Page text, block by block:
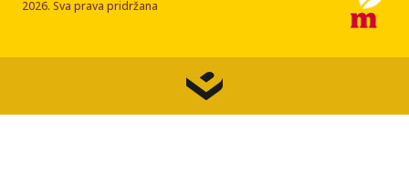
2026. Sva prava pridržana